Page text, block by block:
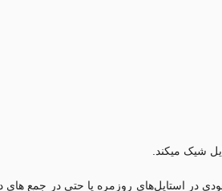
شیک میکند.
در استایل‌های روزمره یا حتی در جمع های